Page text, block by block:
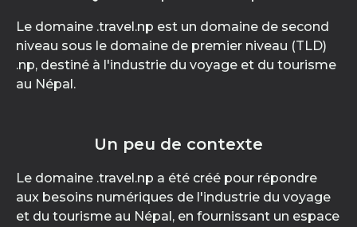
Le domaine .travel.np est un domaine de second
niveau sous le domaine de premier niveau (TLD)
.np, destiné à l'industrie du voyage et du tourisme
au Népal.
Un peu de contexte
Le domaine .travel.np a été créé pour répondre
aux besoins numériques de l'industrie du voyage
et du tourisme au Népal, en fournissant un espace